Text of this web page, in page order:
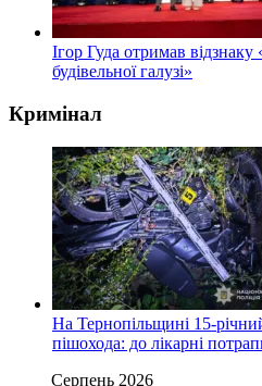
Ігор Гуда отримав відзнаку
будівельної галузі»
Кримінал
На Тернопільщині 15-
пішохода: до лікарні
Серпень 2026